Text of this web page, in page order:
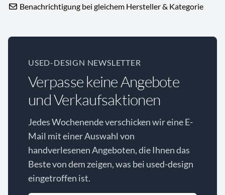
Benachrichtigung bei gleichem Hersteller & Kategorie
USED-DESIGN NEWSLETTER
Verpasse keine Angebote
und Verkaufsaktionen
Jedes Wochenende verschicken wir eine E-
Mail mit einer Auswahl von
handverlesenen Angeboten, die Ihnen das
Beste von dem zeigen, was bei used-design
eingetroffen ist.